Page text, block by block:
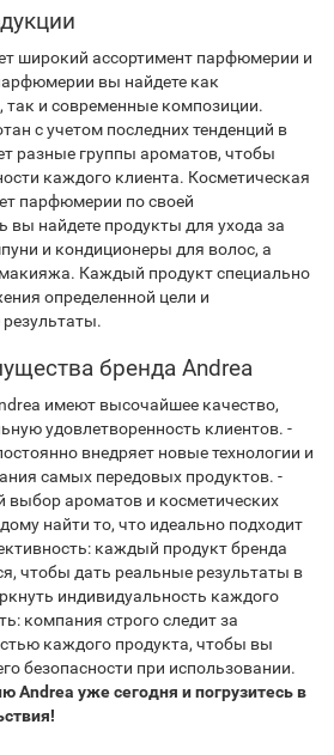
широкий ассортимент парфюмерии и
вы найдете как
так и современные композиции.
с учетом последних тенденций в
разные группы ароматов, чтобы
каждого клиента. Косметическая
парфюмерии по своей
вы найдете продукты для ухода за
и кондиционеры для волос, а
Каждый продукт специально
определенной цели и
бренда Andrea
имеют высочайшее качество,
удовлетворенность клиентов. -
внедряет новые технологии и
самых передовых продуктов. -
выбор ароматов и косметических
найти то, что идеально подходит
каждый продукт бренда
чтобы дать реальные результаты в
индивидуальность каждого
компания строго следит за
каждого продукта, чтобы вы
безопасности при использовании.
Andrea уже сегодня и погрузитесь в